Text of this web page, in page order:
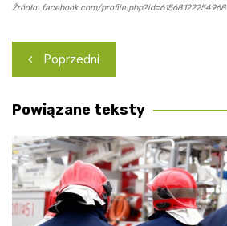
Źródło: facebook.com/profile.php?id=61568122254968
Nawigacja
wpisu
Poprzedni
Powiązane teksty